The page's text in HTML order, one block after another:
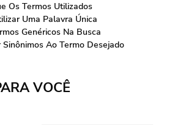
Os Termos Utilizados
Uma Palavra Única
Genéricos Na Busca
Ao Termo Desejado
VOCÊ